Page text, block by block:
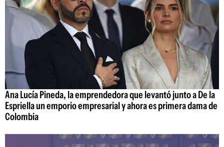
Ana Lucía Pineda, la emprendedora que levantó junto a De la
Espriella un emporio empresarial y ahora es primera dama de
Colombia